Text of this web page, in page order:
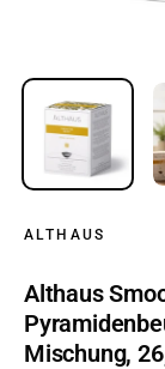
ALTHAUS
Althaus
Mischung,